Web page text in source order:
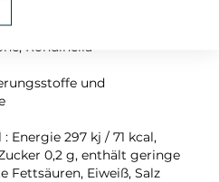
Rondinella
und
Energie 297 kj / 71 kcal,
0,2 g, enthält geringe
Fettsäuren, Eiweiß, Salz